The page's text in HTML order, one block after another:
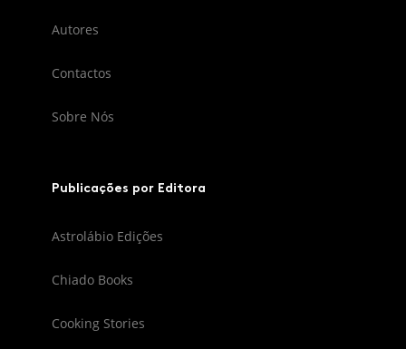
Autores
Contactos
Sobre Nós
Publicações por Editora
Astrolábio Edições
Chiado Books
Cooking Stories